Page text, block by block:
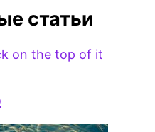
статьи